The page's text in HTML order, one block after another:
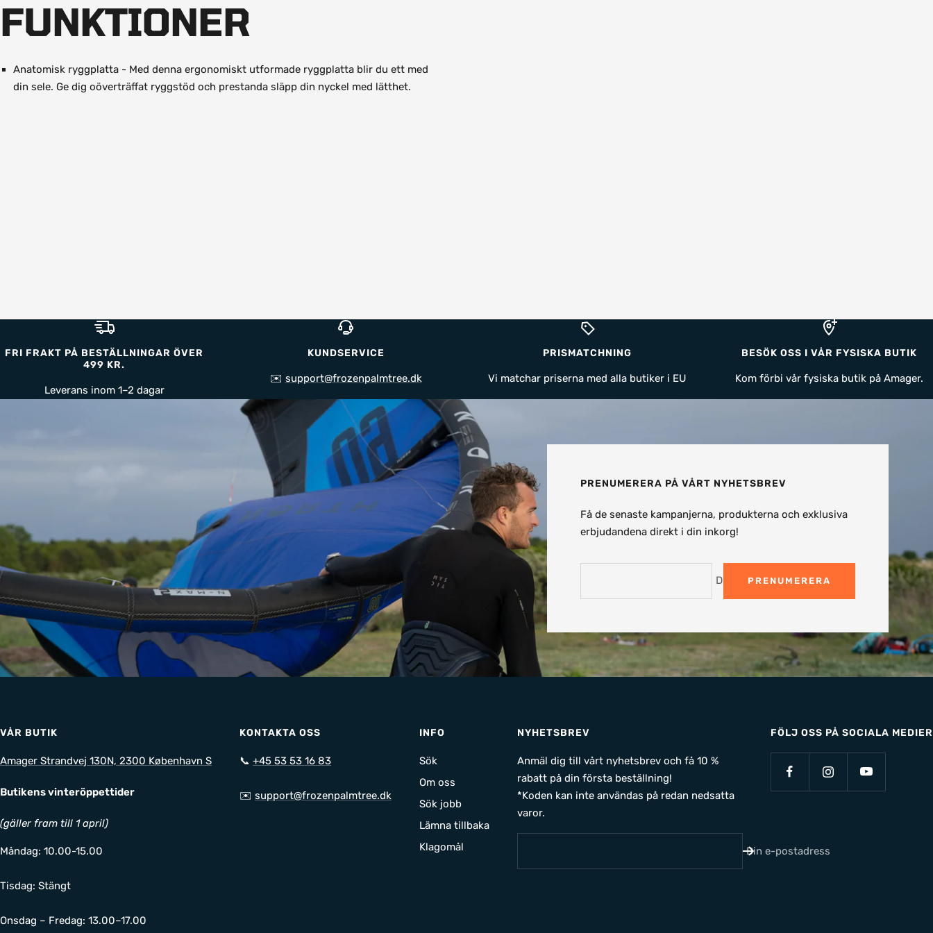
FUNKTIONER
Anatomisk ryggplatta - Med denna ergonomiskt utformade ryggplatta blir du ett med
din sele. Ge dig oöverträffat ryggstöd och prestanda släpp din nyckel med lätthet.
FRI FRAKT PÅ BESTÄLLNINGAR ÖVER
499 KR.
Leverans inom 1–2 dagar
KUNDSERVICE
✉️ support@frozenpalmtree.dk
PRISMATCHNING
Vi matchar priserna med alla butiker i EU
BESÖK OSS I VÅR FYSISKA BUTIK
Kom förbi vår fysiska butik på Amager.
PRENUMERERA PÅ VÅRT NYHETSBREV
Få de senaste kampanjerna, produkterna och exklusiva
erbjudandena direkt i din inkorg!
Din e-postPRENUMERERA
VÅR BUTIK
Amager Strandvej 130N, 2300 København S
Butikens vinteröppettider
(gäller fram till 1 april)
Måndag: 10.00-15.00
Tisdag: Stängt
Onsdag – Fredag: 13.00–17.00
KONTAKTA OSS
📞 +45 53 53 16 83
✉️ support@frozenpalmtree.dk
INFO
Sök
Om oss
Sök jobb
Lämna tillbaka
Klagomål
NYHETSBREV
Anmäl dig till vårt nyhetsbrev och få 10 %
rabatt på din första beställning!
*Koden kan inte användas på redan nedsatta
varor.
Din e-postadress
FÖLJ OSS PÅ SOCIALA MEDIER